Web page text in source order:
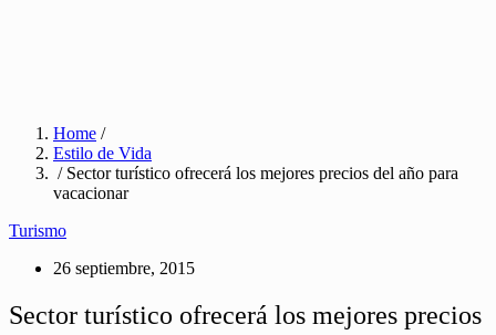
Home /
Estilo de Vida
/ Sector turístico ofrecerá los mejores precios del año para
vacacionar
Turismo
26 septiembre, 2015
Sector turístico ofrecerá los mejores precios